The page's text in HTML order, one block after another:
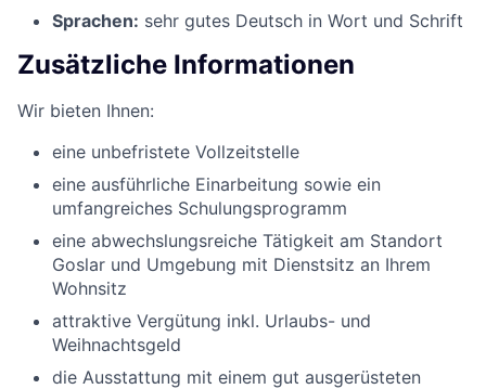
Sprachen: sehr gutes Deutsch in Wort und Schrift
Zusätzliche Informationen
Wir bieten Ihnen:
eine unbefristete Vollzeitstelle
eine ausführliche Einarbeitung sowie ein
umfangreiches Schulungsprogramm
eine abwechslungsreiche Tätigkeit am Standort
Goslar und Umgebung mit Dienstsitz an Ihrem
Wohnsitz
attraktive Vergütung inkl. Urlaubs- und
Weihnachtsgeld
die Ausstattung mit einem gut ausgerüsteten